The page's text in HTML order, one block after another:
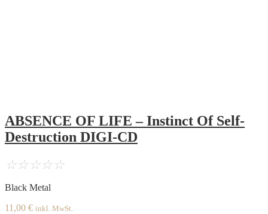
ABSENCE OF LIFE – Instinct Of Self-
Destruction DIGI-CD
☆☆☆☆☆
Black Metal
11,00 € inkl. MwSt.